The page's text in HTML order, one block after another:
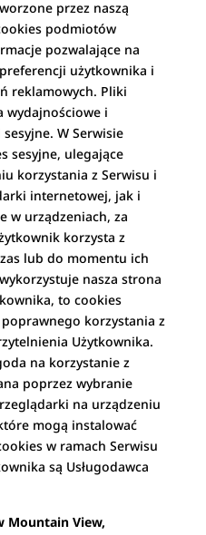
przez naszą
podmiotów
pozwalające na
użytkownika i
reklamowych. Pliki
wydajnościowe i
W Serwisie
sesyjne, ulegające
korzystania z Serwisu i
internetowej, jak i
w urządzeniach, za
korzysta z
lub do momentu ich
nasza strona
to cookies
korzystania z
Użytkownika.
na korzystanie z
poprzez wybranie
na urządzeniu
mogą instalować
w ramach Serwisu
są Usługodawca
Mountain View,